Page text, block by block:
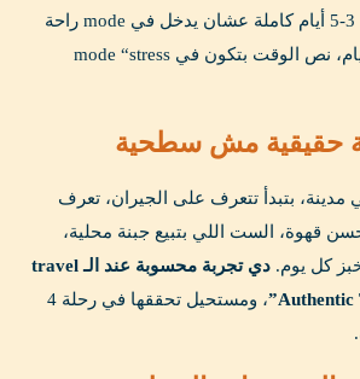
ده لأن جسمك بيحتاج 3-5 أيام كاملة عشان يدخل في mode راحة
حقيقي. لو رحلتك 4 أيام، نص الوقت بتكون في mode “stress
مدينة، بتبدأ تتعرف على الجيران، تعرف
قهوة، الست اللي بتبيع جبنة محلية،
كل يوم.
دي تجربة محسوبة عند الـ travel
، ومستحيل تحققها في رحلة 4